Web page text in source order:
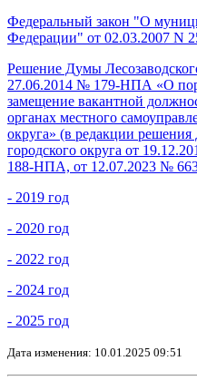
Федеральный закон "О
Федерации" от 02.03.2007 N
Решение Думы
27.06.2014 № 179-НПА «О
замещение вакантной
органах местного
округа» (в редакции
городского округа от
188-НПА, от 12.07.2023 №
- 2019 год
- 2020 год
- 2022 год
- 2024 год
- 2025 год
Дата изменения: 10.01.2025 09:51